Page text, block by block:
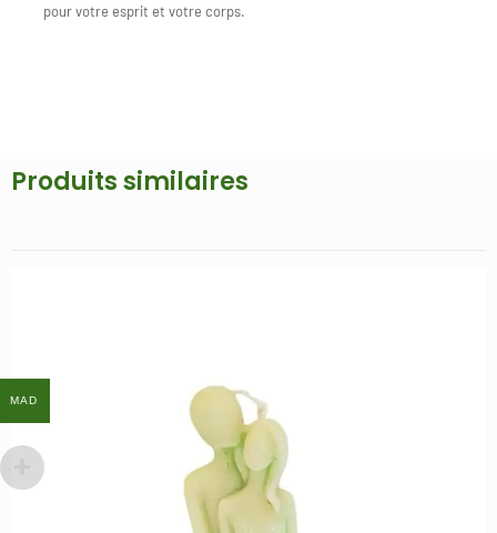
pour votre esprit et votre corps.
Produits similaires
MAD
MAD